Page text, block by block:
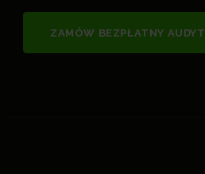
ZAMÓW BEZPŁATNY AUDYT